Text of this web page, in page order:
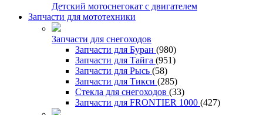
Детский мотоснегокат с двигателем
Запчасти для мототехники
Запчасти для снегоходов
Запчасти для Буран (980)
Запчасти для Тайга (951)
Запчасти для Рысь (58)
Запчасти для Тикси (285)
Стекла для снегоходов (33)
Запчасти для FRONTIER 1000 (427)